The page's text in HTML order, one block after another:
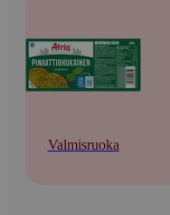
Valmisruoka